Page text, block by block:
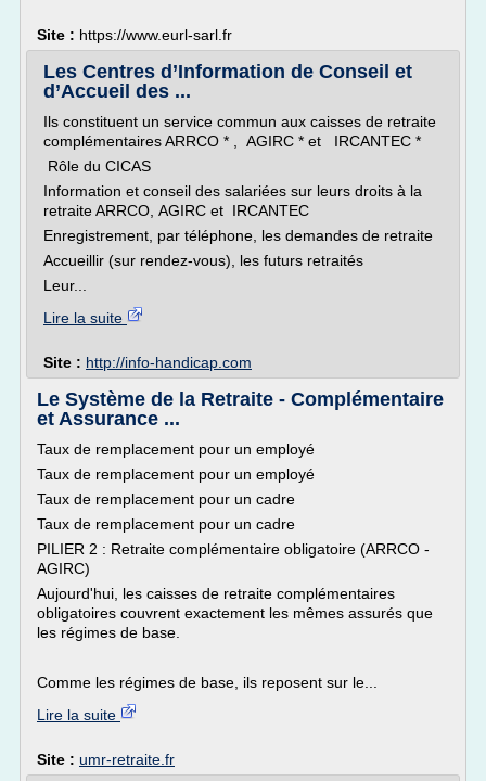
Site : https://www.eurl-sarl.fr
Les Centres d’Information de Conseil et
d’Accueil des ...
Ils constituent un service commun aux caisses de retraite
complémentaires ARRCO * , AGIRC * et IRCANTEC *
Rôle du CICAS
Information et conseil des salariées sur leurs droits à la
retraite ARRCO, AGIRC et IRCANTEC
Enregistrement, par téléphone, les demandes de retraite
Accueillir (sur rendez-vous), les futurs retraités
Leur...
Lire la suite
Site : http://info-handicap.com
Le Système de la Retraite - Complémentaire
et Assurance ...
Taux de remplacement pour un employé
Taux de remplacement pour un employé
Taux de remplacement pour un cadre
Taux de remplacement pour un cadre
PILIER 2 : Retraite complémentaire obligatoire (ARRCO -
AGIRC)
Aujourd'hui, les caisses de retraite complémentaires
obligatoires couvrent exactement les mêmes assurés que
les régimes de base.
Comme les régimes de base, ils reposent sur le...
Lire la suite
Site : umr-retraite.fr